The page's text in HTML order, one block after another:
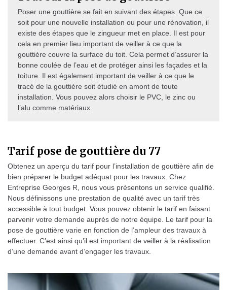
Poser une gouttière se fait en suivant des étapes. Que ce
soit pour une nouvelle installation ou pour une rénovation, il
existe des étapes que le zingueur met en place. Il est pour
cela en premier lieu important de veiller à ce que la
gouttière couvre la surface du toit. Cela permet d’assurer la
bonne coulée de l’eau et de protéger ainsi les façades et la
toiture. Il est également important de veiller à ce que le
tracé de la gouttière soit étudié en amont de toute
installation. Vous pouvez alors choisir le PVC, le zinc ou
l’alu comme matériaux.
Tarif pose de gouttière du 77
Obtenez un aperçu du tarif pour l’installation de gouttière afin de
bien préparer le budget adéquat pour les travaux. Chez
Entreprise Georges R, nous vous présentons un service qualifié.
Nous définissons une prestation de qualité avec un tarif très
accessible à tout budget. Vous pouvez obtenir le tarif en faisant
parvenir votre demande auprès de notre équipe. Le tarif pour la
pose de gouttière varie en fonction de l’ampleur des travaux à
effectuer. C’est ainsi qu’il est important de veiller à la réalisation
d’une demande avant d’engager les travaux.